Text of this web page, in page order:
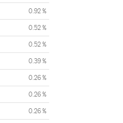
0.92 %
0.52 %
0.52 %
0.39 %
0.26 %
0.26 %
0.26 %